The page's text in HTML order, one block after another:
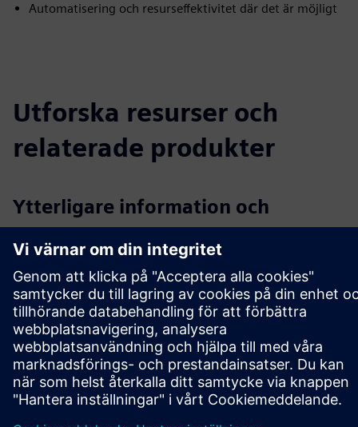
Automatisering och resurseffektivitet där det är möjligt
Utforska resurser och
relaterade produkter
Ytterligare information och
resurser
Mer information